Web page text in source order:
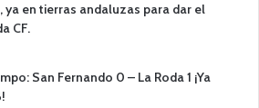
en tierras andaluzas para dar el
CF.
San Fernando 0 – La Roda 1 ¡Ya